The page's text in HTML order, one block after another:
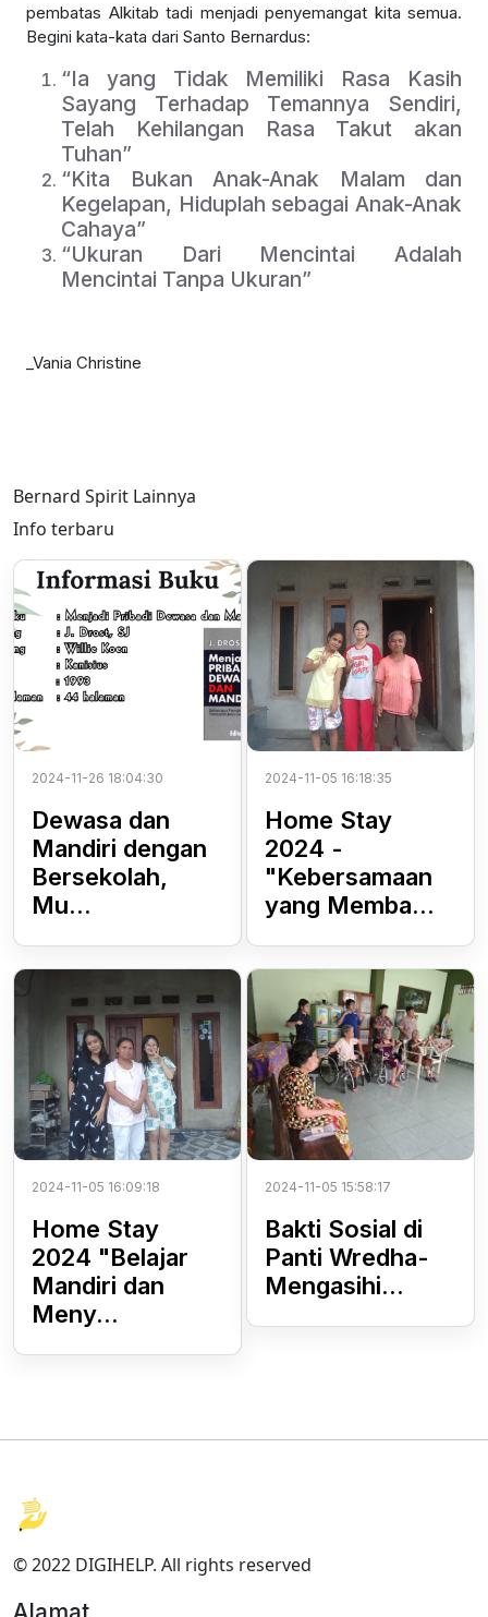
pembatas Alkitab tadi menjadi penyemangat kita semua.
Begini kata-kata dari Santo Bernardus:
“Ia yang Tidak Memiliki Rasa Kasih
Sayang Terhadap Temannya Sendiri,
Telah Kehilangan Rasa Takut akan
Tuhan”
“Kita Bukan Anak-Anak Malam dan
Kegelapan, Hiduplah sebagai Anak-Anak
Cahaya”
“Ukuran Dari Mencintai Adalah
Mencintai Tanpa Ukuran”
_Vania Christine
Bernard Spirit Lainnya
Info terbaru
2024-11-26 18:04:30
Dewasa dan
Mandiri dengan
Bersekolah,
Mu...
2024-11-05 16:18:35
Home Stay
2024 -
"Kebersamaan
yang Memba...
2024-11-05 16:09:18
Home Stay
2024 "Belajar
Mandiri dan
Meny...
2024-11-05 15:58:17
Bakti Sosial di
Panti Wredha-
Mengasihi...
© 2022 DIGIHELP. All rights reserved